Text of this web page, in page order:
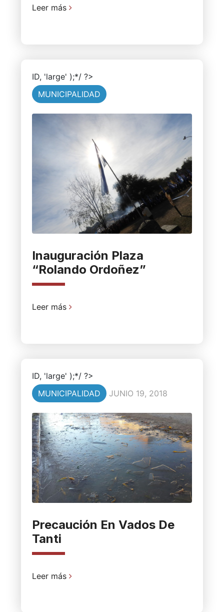
Leer más
ID, 'large' );*/ ?>
MUNICIPALIDAD
Inauguración Plaza
“Rolando Ordoñez”
Leer más
ID, 'large' );*/ ?>
MUNICIPALIDAD
JUNIO 19, 2018
Precaución En Vados De
Tanti
Leer más